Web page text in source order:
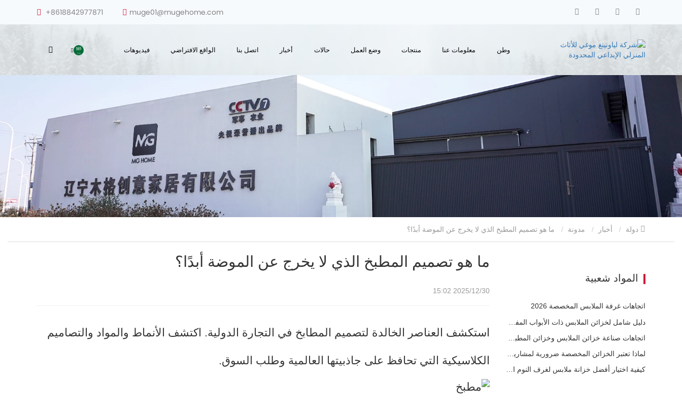
+8618842977871 muge01@mugehome.com
وطن معلومات عنا منتجات وضع العمل حالات أخبار اتصل بنا الواقع الافتراضي فيديوهات
أخبار مدونة
ما هو تصميم المطبخ الذي لا يخرج عن الموضة أبدًا؟
2025/12/30 15:02
استكشف العناصر الخالدة لتصميم المطابخ في التجارة الدولية. اكتشف الأنماط والمواد والتصاميم
الكلاسيكية التي تحافظ على جاذبيتها العالمية وطلب السوق.
المواد شعبية
اتجاهات غرفة الملابس المخصصة 2026
كيفية اختيار أفضل خزانة ملابس لغرف النوم العصرية